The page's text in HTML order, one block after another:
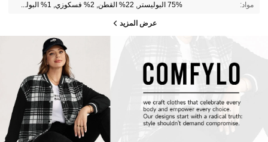
مواد: 75% البوليستر, 22% القطن, 2% فسكوزي, 1% البولي أميد
عرض المزيد